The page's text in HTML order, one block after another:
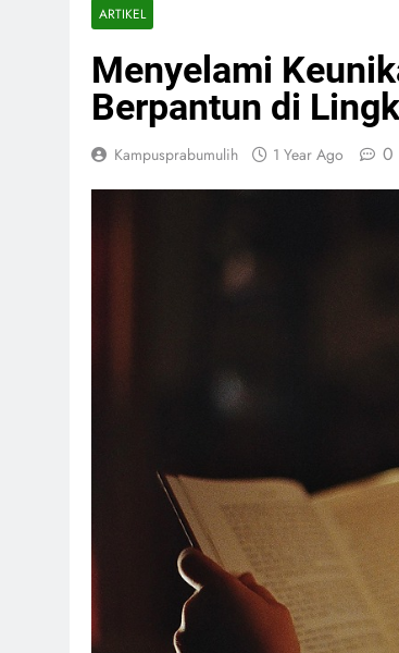
ARTIKEL
Menyelami
Berpantun di
Kampusprabumulih 1 Year Ago 0